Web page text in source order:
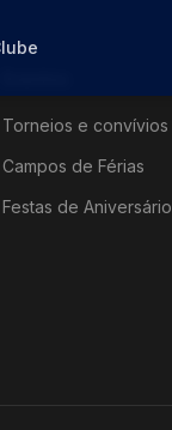
Torneios e convívios
Campos de Férias
Festas de Aniversário